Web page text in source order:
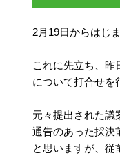
2月19日からはじ
これに先立ち、昨
について打合せを
元々提出された議
通告のあった採決
と思いますが、従